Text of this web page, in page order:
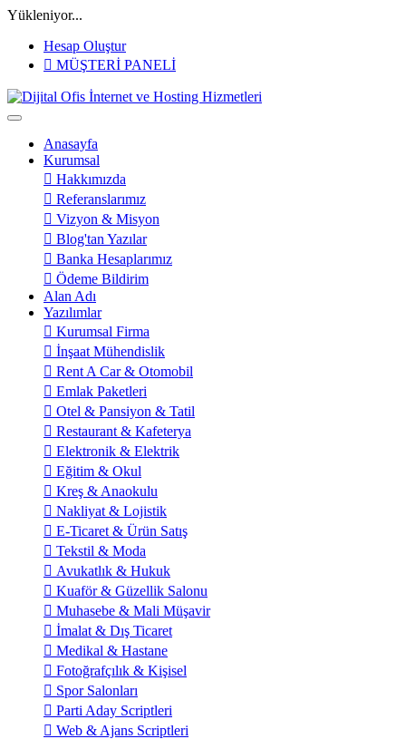
Yükleniyor...
Hesap Oluştur
MÜŞTERİ PANELİ
Anasayfa
Kurumsal
Hakkımızda
Referanslarımız
Vizyon & Misyon
Blog'tan Yazılar
Banka Hesaplarımız
Ödeme Bildirim
Alan Adı
Yazılımlar
Kurumsal Firma
İnşaat Mühendislik
Rent A Car & Otomobil
Emlak Paketleri
Otel & Pansiyon & Tatil
Restaurant & Kafeterya
Elektronik & Elektrik
Eğitim & Okul
Kreş & Anaokulu
Nakliyat & Lojistik
E-Ticaret & Ürün Satış
Tekstil & Moda
Avukatlık & Hukuk
Kuaför & Güzellik Salonu
Muhasebe & Mali Müşavir
İmalat & Dış Ticaret
Medikal & Hastane
Fotoğrafçılık & Kişisel
Spor Salonları
Parti Aday Scriptleri
Web & Ajans Scriptleri